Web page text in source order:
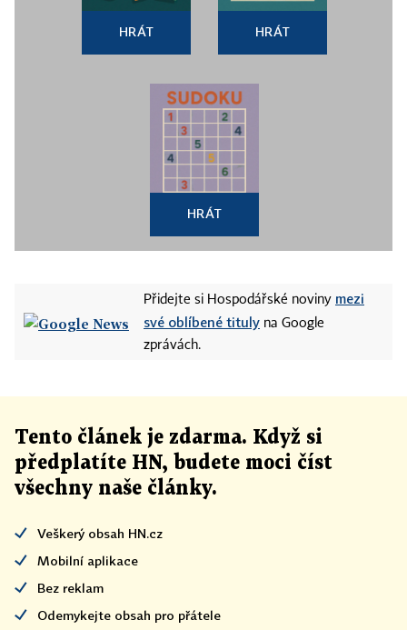
HRÁT HRÁT
HRÁT
Přidejte si Hospodářské noviny mezi
své oblíbené tituly na Google
zprávách.
Tento článek je zdarma. Když si
předplatíte HN, budete moci číst
všechny naše články.
Veškerý obsah HN.cz
Mobilní aplikace
Bez reklam
Odemykejte obsah pro přátele